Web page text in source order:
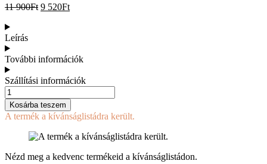
11 900Ft Original
9 520FtCurrent
Leírás
További információk
Szállítási információk
ZÖLD
KÖVES
EZÜST
NYAKLÁNC
ARANY
BEVONATTAL
Kosárba teszem
A termék a kívánságlistádra került.
Nézd meg a kedvenc termékeid a kívánságlistádon.